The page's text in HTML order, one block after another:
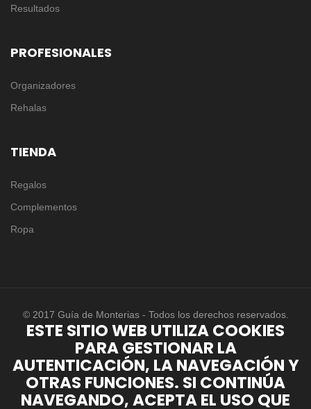
Resultados
PROFESIONALES
Organizadores
Rehalas
TIENDA
Regalos
Complementos
Ropa
© 2017 Guía de Monterias - Todos los derechos reservados.
ESTE SITIO WEB UTILIZA COOKIES
PARA GESTIONAR LA
AUTENTICACIÓN, LA NAVEGACIÓN Y
OTRAS FUNCIONES. SI CONTINÚA
NAVEGANDO, ACEPTA EL USO QUE